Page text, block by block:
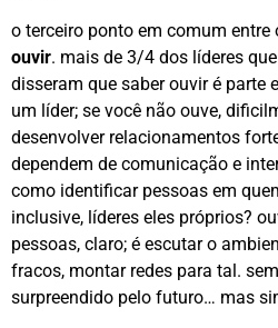
o terceiro ponto em comum entre
ouvir. mais de 3/4 dos líderes
disseram que saber ouvir é parte
um líder; se você não ouve,
desenvolver relacionamentos
dependem de comunicação e
como identificar pessoas em
inclusive, líderes eles próprios?
pessoas, claro; é escutar o
fracos, montar redes para tal.
surpreendido pelo futuro… mas